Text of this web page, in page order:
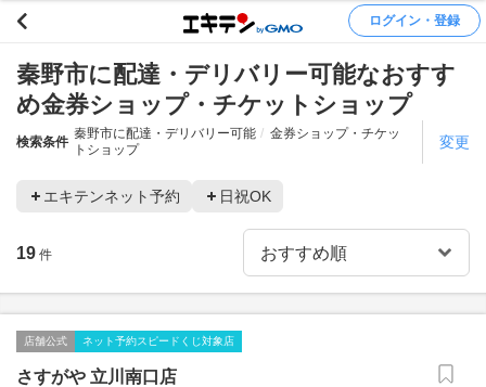
ログイン・登録
秦野市に配達・デリバリー可能なおすす
め金券ショップ・チケットショップ
検索条件
秦野市に配達・デリバリー可能
金券ショップ・チケッ
トショップ
変更
エキテンネット予約 日祝OK
19 件
店舗公式 ネット予約スピードくじ対象店
さすがや 立川南口店